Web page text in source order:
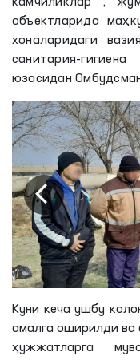
объектларида
хоналаридаги
санитария-
юзасидан
Куни кеча ушбу
амалга оширилди ва
ҳужжатларга